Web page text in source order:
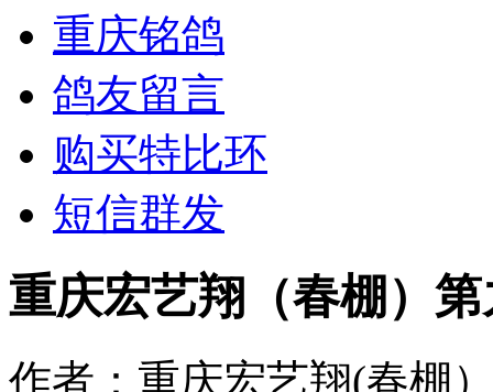
重庆铭鸽
鸽友留言
购买特比环
短信群发
重庆宏艺翔（春棚）
作者：重庆宏艺翔(春棚